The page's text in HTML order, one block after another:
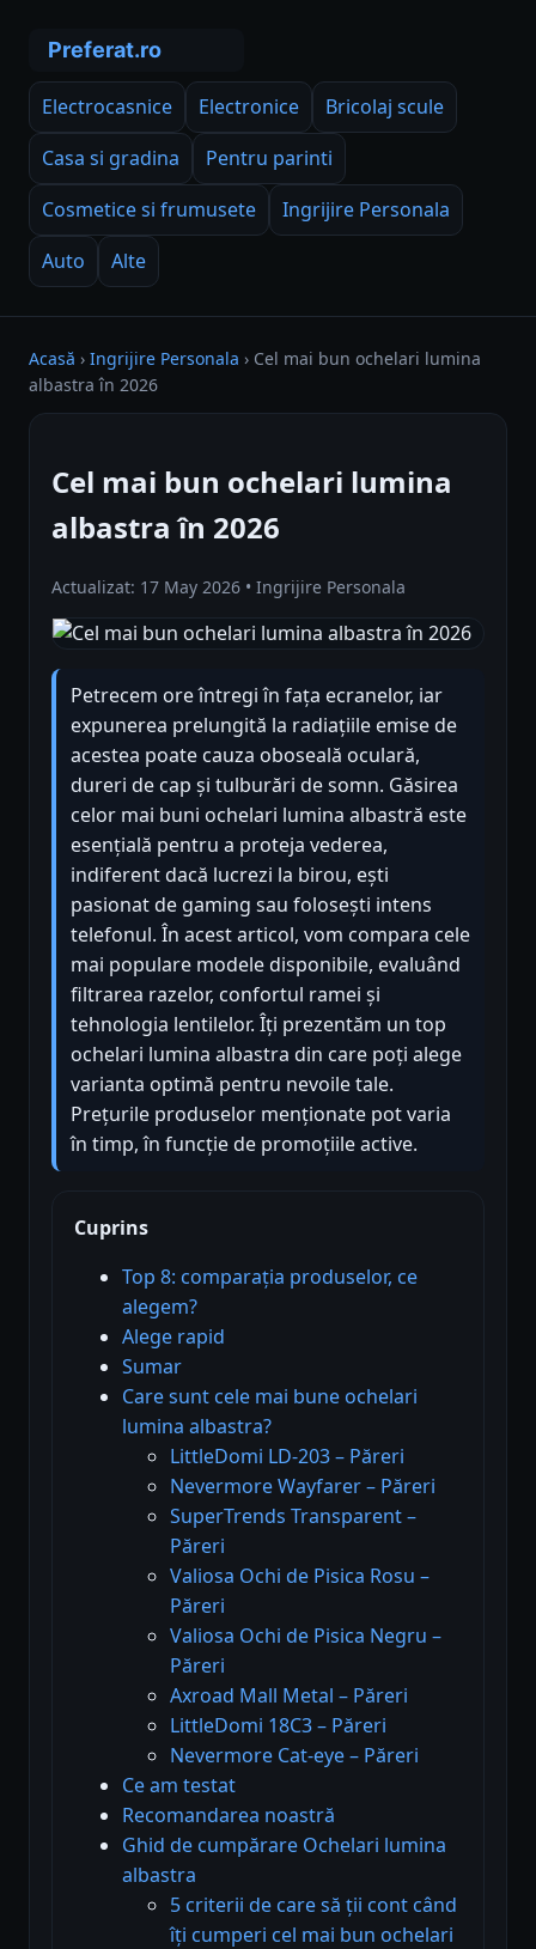
Electrocasnice Electronice
Bricolaj scule
Casa si gradina
Pentru parinti
Cosmetice si frumusete
Ingrijire Personala
Auto
Alte
Acasă › Ingrijire Personala › Cel mai bun ochelari lumina
albastra în 2026
Cel mai bun ochelari lumina
albastra în 2026
Actualizat: 17 May 2026 • Ingrijire Personala
Petrecem ore întregi în fața ecranelor, iar
expunerea prelungită la radiațiile emise de
acestea poate cauza oboseală oculară,
dureri de cap și tulburări de somn. Găsirea
celor mai buni ochelari lumina albastră este
esențială pentru a proteja vederea,
indiferent dacă lucrezi la birou, ești
pasionat de gaming sau folosești intens
telefonul. În acest articol, vom compara cele
mai populare modele disponibile, evaluând
filtrarea razelor, confortul ramei și
tehnologia lentilelor. Îți prezentăm un top
ochelari lumina albastra din care poți alege
varianta optimă pentru nevoile tale.
Prețurile produselor menționate pot varia
în timp, în funcție de promoțiile active.
Cuprins
Top 8: comparația produselor, ce
alegem?
Alege rapid
Sumar
Care sunt cele mai bune ochelari
lumina albastra?
LittleDomi LD-203 – Păreri
Nevermore Wayfarer – Păreri
SuperTrends Transparent –
Păreri
Valiosa Ochi de Pisica Rosu –
Păreri
Valiosa Ochi de Pisica Negru –
Păreri
Axroad Mall Metal – Păreri
LittleDomi 18C3 – Păreri
Nevermore Cat-eye – Păreri
Ce am testat
Recomandarea noastră
Ghid de cumpărare Ochelari lumina
albastra
5 criterii de care să ții cont când
îți cumperi cel mai bun ochelari